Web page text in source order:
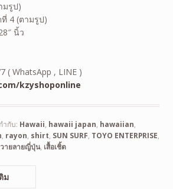
มรูป)
4 (ตามรูป)
นิ้ว
( WhatsApp , LINE )
kzyshoponline
ำกับ: Hawaii, hawaii japan, hawaiian,
, rayon, shirt, SUN SURF, TOYO ENTERPRISE,
วายลายญี่ปุ่น, เสื้อเชิ้ต
ม